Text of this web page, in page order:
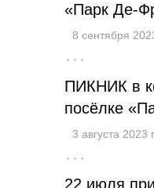
«Парк Де-
8 сентября
···
ПИКНИК в
посёлке
3 августа 2023
···
22 июля